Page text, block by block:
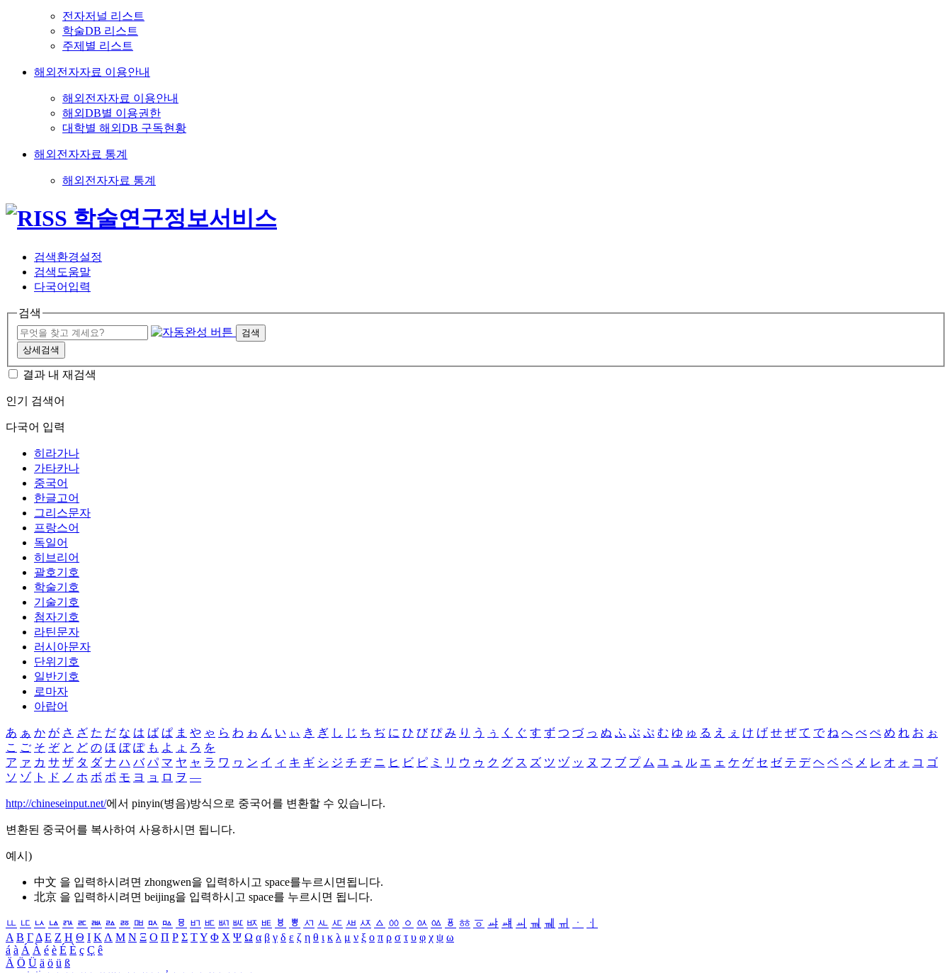
전자저널 리스트
학술DB 리스트
주제별 리스트
해외전자자료 이용안내
해외전자자료 이용안내
해외DB별 이용권한
대학별 해외DB 구독현황
해외전자자료 통계
해외전자자료 통계
검색환경설정
검색도움말
다국어입력
검색
검색
상세검색
결과 내 재검색
인기 검색어
다국어 입력
히라가나
가타카나
중국어
한글고어
그리스문자
프랑스어
독일어
히브리어
괄호기호
학술기호
기술기호
첨자기호
라틴문자
러시아문자
단위기호
일반기호
로마자
아랍어
あ ぁ か が さ ざ た だ な は ば ぱ ま や ゃ ら わ ゎ ん い ぃ き ぎ し じ ち ぢ に ひ び ぴ み り う ぅ く ぐ す ず つ づ っ ぬ ふ ぶ ぷ む ゆ ゅ る え ぇ け げ せ ぜ て で ね へ べ ぺ め れ お ぉ
こ ご そ ぞ と ど の ほ ぼ ぽ も よ ょ ろ を
ア ァ カ サ ザ タ ダ ナ ハ バ パ マ ヤ ャ ラ ワ ヮ ン イ ィ キ ギ シ ジ チ ヂ ニ ヒ ビ ピ ミ リ ウ ゥ ク グ ス ズ ツ ヅ ッ ヌ フ ブ プ ム ユ ュ ル エ ェ ケ ゲ セ ゼ テ デ ヘ ベ ペ メ レ オ ォ コ ゴ
ソ ゾ ト ド ノ ホ ボ ポ モ ヨ ョ ロ ヲ ―
http://chineseinput.net/에서 pinyin(병음)방식으로 중국어를 변환할 수 있습니다.
변환된 중국어를 복사하여 사용하시면 됩니다.
예시)
中文 을 입력하시려면 zhongwen을 입력하시고 space를누르시면됩니다.
北京 을 입력하시려면 beijing을 입력하시고 space를 누르시면 됩니다.
ㅥ ㅦ ㅧ ㅨ ㅩ ㅪ ㅫ ㅬ ㅭ ㅮ ㅯ ㅰ ㅱ ㅲ ㅳ ㅴ ㅵ ㅶ ㅷ ㅸ ㅹ ㅺ ㅻ ㅼ ㅽ ㅾ ㅿ ㆀ ㆁ ㆂ ㆃ ㆄ ㆅ ㆆ ㆇ ㆈ ㆉ ㆊ ㆋ ㆌ ㆍ
ㆎ
Α Β ΓΔ Ε Ζ Η Θ Ι ΚΛ Μ Ν Ξ Ο Π Ρ Σ ΤΥ Φ Χ Ψ Ω α β γ δ ε ζ η θ ι κ λ μ ν ξ ο π ρ σ τ υ φ χ ψ ω
á à Á À é è É È ç Ç ê
Ä Ö Ü ä ö ü ß